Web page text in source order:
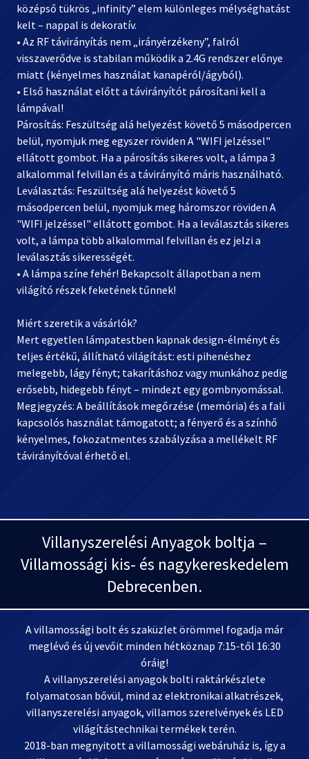
középső tükrös „infinity” elem különleges mélységhatást
kelt – nappal is dekoratív.
• Az RF távirányítás nem „irányérzékeny”, falról
visszaverődve is stabilan működik a 2.4G rendszer előnye
miatt (kényelmes használat kanapéról/ágyból).
• Első használat előtt a távirányítót párosítani kell a
lámpával!
Párosítás: Feszültség alá helyezést követő 5 másodpercen
belül, nyomjuk meg egyszer röviden A "WIFI jelzéssel"
ellátott gombot. Ha a párosítás sikeres volt, a lámpa 3
alkalommal felvillan és a távirányító máris használható.
Leválasztás: Feszültség alá helyezést követő 5
másodpercen belül, nyomjuk meg háromszor röviden A
"WIFI jelzéssel" ellátott gombot. Ha a leválasztás sikeres
volt, a lámpa több alkalommal felvillan és ez jelzi a
leválasztás sikerességét.
• A lámpa színe fehér! Bekapcsolt állapotban a nem
világító részek feketének tűnnek!
Miért szeretik a vásárlók?
Mert egyetlen lámpatestben kapnak design-élményt és
teljes értékű, állítható világítást: esti pihenéshez
melegebb, lágy fényt; takarításhoz vagy munkához pedig
erősebb, hidegebb fényt – mindezt egy gombnyomással.
Megjegyzés: A beállítások megőrzése (memória) és a fali
kapcsolós használat támogatott; a fényerő és a színhő
kényelmes, fokozatmentes szabályzása a mellékelt RF
távirányítóval érhető el.
Villanyszerelési Anyagok boltja –
Villamossági kis- és nagykereskedelem
Debrecenben.
A villamossági bolt és szaküzlet örömmel fogadja már
meglévő és új vevőit minden hétköznap 7:15-től 16:30
óráig!
A villanyszerelési anyagok bolti raktárkészlete
folyamatosan bővül, mind az elektronikai alkatrészek,
villanyszerelési anyagok, villamos szerelvények és LED
világítástechnikai termékek terén.
2018-ban megnyitott a villamossági webáruház is, így a